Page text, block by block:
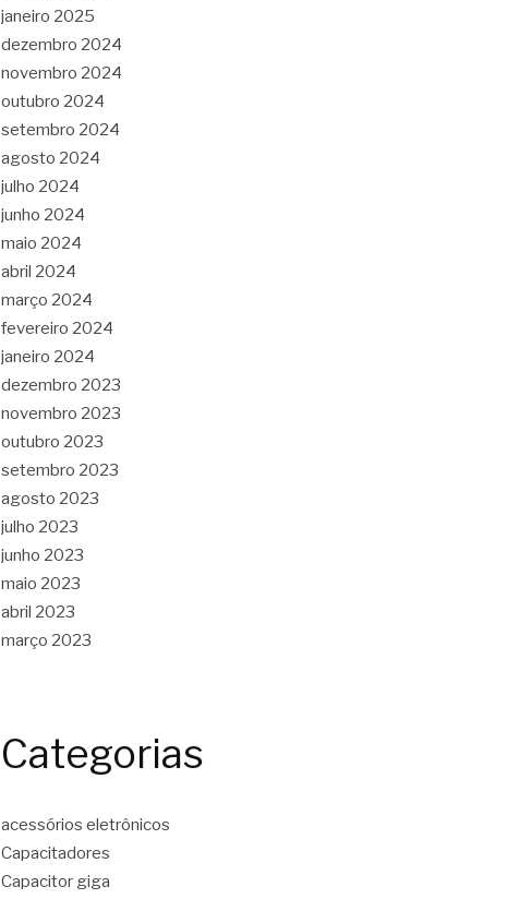
janeiro 2025
dezembro 2024
novembro 2024
outubro 2024
setembro 2024
agosto 2024
julho 2024
junho 2024
maio 2024
abril 2024
março 2024
fevereiro 2024
janeiro 2024
dezembro 2023
novembro 2023
outubro 2023
setembro 2023
agosto 2023
julho 2023
junho 2023
maio 2023
abril 2023
março 2023
Categorias
acessórios eletrônicos
Capacitadores
Capacitor giga